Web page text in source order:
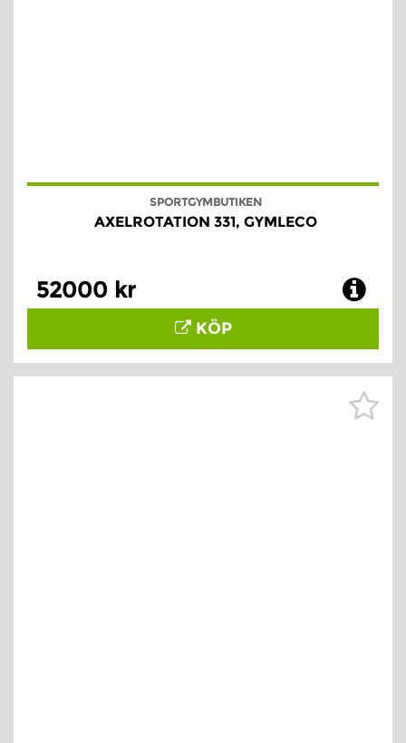
SPORTGYMBUTIKEN
AXELROTATION 331, GYMLECO
52000 kr
KÖP